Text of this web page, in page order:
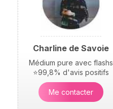
Charline de Savoie
Médium pure avec flashs
⭐99,8% d'avis positifs
Me contacter